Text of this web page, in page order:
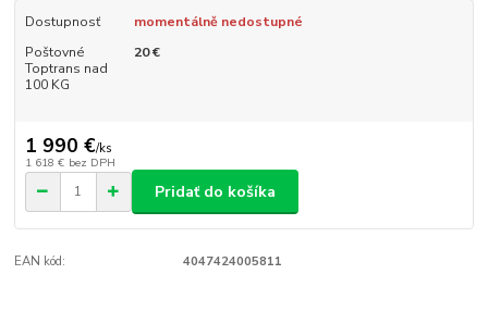
Dostupnosť
momentálně nedostupné
Poštovné
Toptrans nad
100 KG
20 €
1 990 €/ks
1 618 € bez DPH
Pridať do košíka
EAN kód: 4047424005811